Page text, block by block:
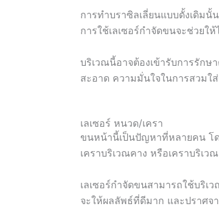
การทำบราซิลเลี่ยนแบบดั้งเดิมนั้
การใช้เลเซอร์กำจัดขนจะช่วยใ
บริเวณนี้อาจต้องเข้ารับการรัก
สะอาด ความมั่นใจในการสวมใ
เลเซอร์ หนวด/เครา
ขนหน้านี้เป็นปัญหาที่หลายคน โ
เคราบริเวณคาง หรือเคราบริเ
เลเซอร์กำจัดขนสามารถใช้บริ
จะให้ผลลัพธ์ที่ดีมาก และปราศจ